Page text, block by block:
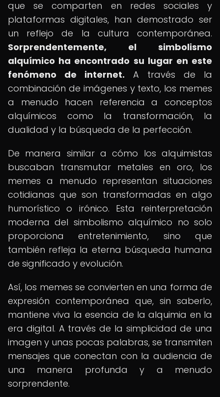
que se comparten en redes sociales y
plataformas digitales, han demostrado ser
un reflejo de la cultura contemporánea.
Sorprendentemente, el simbolismo
alquímico ha encontrado su lugar en este
fenómeno de internet. A través de la
combinación de imágenes y texto, los memes
a menudo hacen referencia a conceptos
alquímicos como la transformación, la
dualidad y la búsqueda de la perfección.
De manera similar a cómo los alquimistas
buscaban transmutar metales en oro, los
memes a menudo representan situaciones
cotidianas que son transformadas en algo
humorístico o irónico. Esta reinterpretación
moderna del simbolismo alquímico no solo
proporciona entretenimiento, sino que
también refleja la eterna búsqueda humana
de significado y evolución.
Así, los memes se convierten en una forma de
expresión contemporánea que, sin saberlo,
mantiene viva la esencia de la alquimia en la
era digital. A través de la simplicidad de una
imagen y unas pocas palabras, se transmiten
mensajes que conectan con la audiencia de
una manera profunda y a menudo
sorprendente.